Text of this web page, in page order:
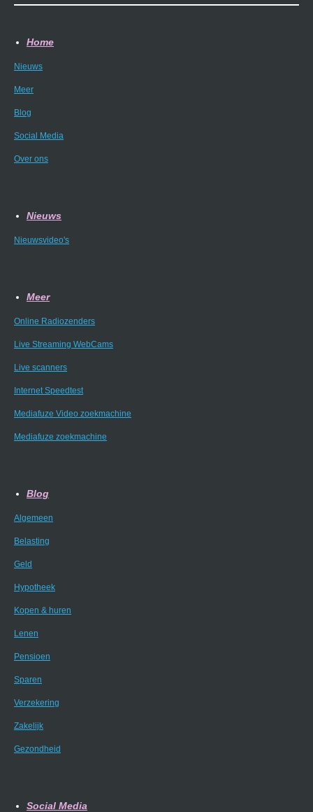
Home
Nieuws
Meer
Blog
Social Media
Over ons
Nieuws
Nieuwsvideo's
Meer
Online Radiozenders
Live Streaming WebCams
Live scanners
Internet Speedtest
Mediafuze Video zoekmachine
Mediafuze zoekmachine
Blog
Algemeen
Belasting
Geld
Hypotheek
Kopen & huren
Lenen
Pensioen
Sparen
Verzekering
Zakelijk
Gezondheid
Social Media